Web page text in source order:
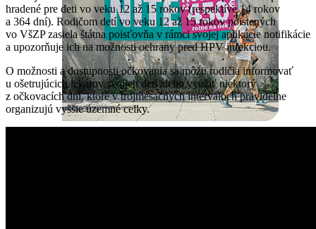
hradené pre deti vo veku 12 až 15 rokov (respektíve 14 rokov
a 364 dní). Rodičom detí vo veku 12 až 15 rokov poistených
vo VšZP zasiela štátna poisťovňa v rámci svojej aplikácie notifikácie
a upozorňuje ich na možnosti ochrany pred HPV infekciou.
O možnosti a dostupnosti očkovania sa môžu rodičia informovať
u ošetrujúcich lekárov svojich detí alebo využiť niektorý
z očkovacích dní, ktoré v trojmesačných intervaloch pravidelne
organizujú vyššie územné celky.